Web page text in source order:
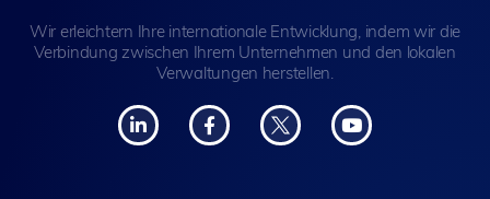
Wir erleichtern Ihre internationale Entwicklung, indem wir die
Verbindung zwischen Ihrem Unternehmen und den lokalen
Verwaltungen herstellen.